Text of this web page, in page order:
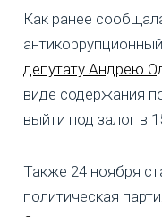
Как ранее
антикоррупционный
депутату Андрею
виде содержания
выйти под залог в
Также 24 ноября
политическая